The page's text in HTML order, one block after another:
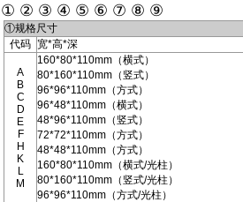
① ② ③ ④ ⑤ ⑥ ⑦ ⑧ ⑨
①规格尺寸
代码 宽*高*深
A
B
C
D
E
F
H
K
L
M
160*80*110mm（横式）
80*160*110mm（竖式）
96*96*110mm（方式）
96*48*110mm（横式）
48*96*110mm（竖式）
72*72*110mm（方式）
48*48*110mm（方式）
160*80*110mm（横式/光柱）
80*160*110mm（竖式/光柱）
96*96*110mm（方式/光柱）